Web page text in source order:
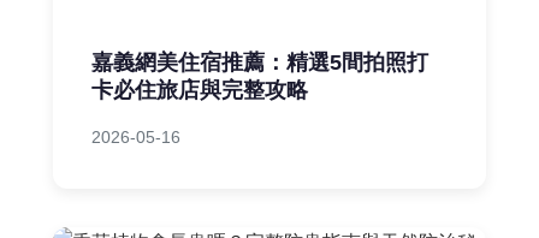
嘉義網美住宿推薦：精選5間拍照打
卡必住旅店與完整攻略
2026-05-16